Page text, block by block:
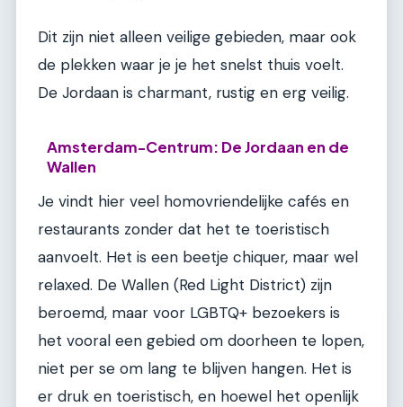
Dit zijn niet alleen veilige gebieden, maar ook
de plekken waar je je het snelst thuis voelt.
De Jordaan is charmant, rustig en erg veilig.
Amsterdam-Centrum: De Jordaan en de
Wallen
Je vindt hier veel homovriendelijke cafés en
restaurants zonder dat het te toeristisch
aanvoelt. Het is een beetje chiquer, maar wel
relaxed. De Wallen (Red Light District) zijn
beroemd, maar voor LGBTQ+ bezoekers is
het vooral een gebied om doorheen te lopen,
niet per se om lang te blijven hangen. Het is
er druk en toeristisch, en hoewel het openlijk